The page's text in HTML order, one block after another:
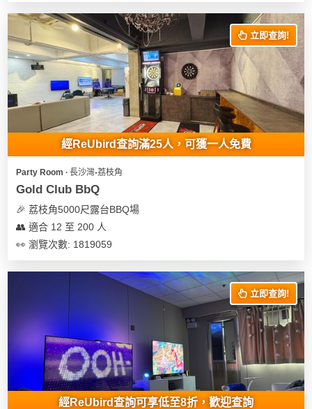
立即查詢!
經ReUbird查詢滿25人，可獲一人免費
Party Room ∙ 長沙灣-荔枝角
Gold Club BbQ
🎉 荔枝角5000尺露台BBQ場
👥 適合 12 至 200 人
👀 瀏覽次數: 1819059
立即查詢!
經ReUbird查詢可享低至8折，歡迎查詢